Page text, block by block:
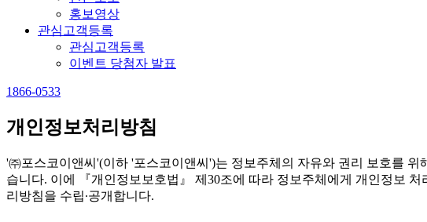
홍보영상
관심고객등록
관심고객등록
이벤트 당첨자 발표
1866-0533
개인정보처리방침
'㈜포스코이앤씨'(이하 '포스코이앤씨')는 정보주체의 자유와 권리 보호를
습니다. 이에 『개인정보보호법』 제30조에 따라 정보주체에게 개인정보
리방침을 수립∙공개합니다.